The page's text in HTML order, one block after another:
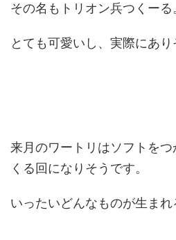
その名もトリオン兵つくーる
とても可愛いし、実際にあり
来月のワートリはソフトを
くる回になりそうです。
いったいどんなものが生まれ